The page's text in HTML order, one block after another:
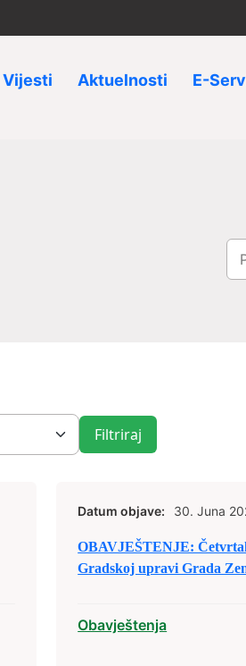
Vijesti Aktuelnosti E-
Filtriraj
Datum objave: 30. Juna
OBAVJEŠTENJE:
Gradskoj upravi Grada
Obavještenja